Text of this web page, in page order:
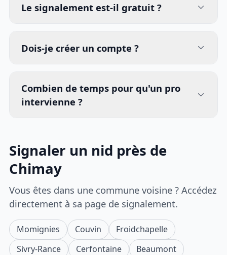
Le signalement est-il gratuit ?
Dois-je créer un compte ?
Combien de temps pour qu'un pro
intervienne ?
Signaler un nid près de
Chimay
Vous êtes dans une commune voisine ? Accédez
directement à sa page de signalement.
Momignies Couvin
Froidchapelle
Sivry-Rance
Cerfontaine
Beaumont